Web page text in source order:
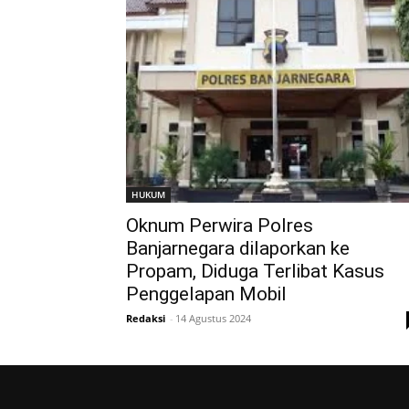
HUKUM
Oknum Perwira Polres
Banjarnegara dilaporkan ke
Propam, Diduga Terlibat Kasus
Penggelapan Mobil
Redaksi - 14 Agustus 2024